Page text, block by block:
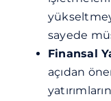
sayede
Finansal
açıdan